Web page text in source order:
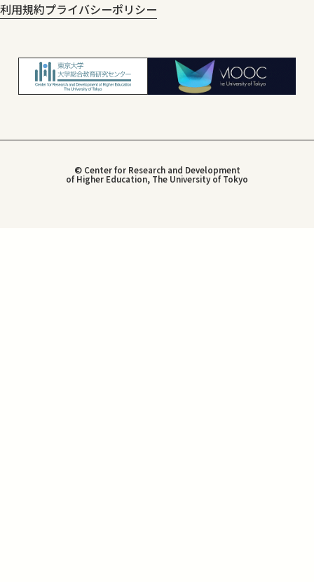
利用規約プライバシーポリシー
© Center for Research and Development
of Higher Education, The University of Tokyo